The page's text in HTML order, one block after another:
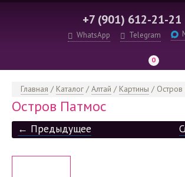
+7 (901) 612-21-21
WhatsApp Telegram
0
Главная / Каталог / Алтай / Картины /
Остров Патмос
← Предыдущее